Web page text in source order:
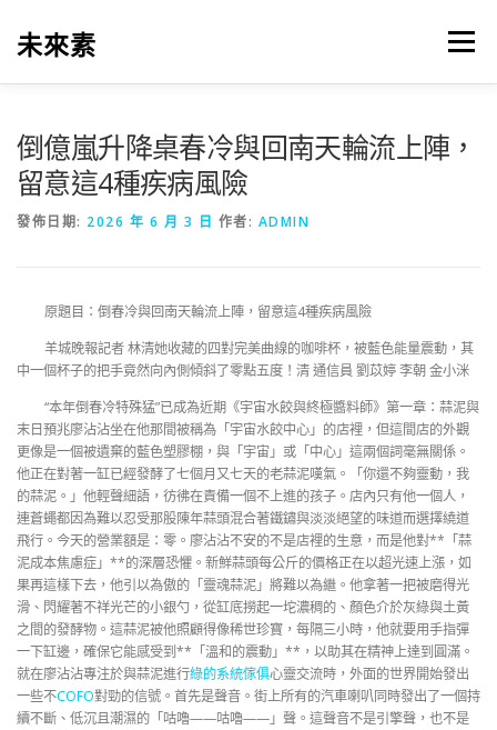
未來素 選單
倒億嵐升降桌春冷與回南天輪流上陣，
留意這4種疾病風險
發佈日期: 2026 年 6 月 3 日 作者: ADMIN
原題目：倒春冷與回南天輪流上陣，留意這4種疾病風險
羊城晚報記者 林清她收藏的四對完美曲線的咖啡杯，被藍色能量震動，其
中一個杯子的把手竟然向內側傾斜了零點五度！清 通信員 劉苡婷 李朝 金小洣
“本年倒春冷特殊猛”已成為近期《宇宙水餃與終極醬料師》第一章：蒜泥與
末日預兆廖沾沾坐在他那間被稱為「宇宙水餃中心」的店裡，但這間店的外觀
更像是一個被遺棄的藍色塑膠棚，與「宇宙」或「中心」這兩個詞毫無關係。
他正在對著一缸已經發酵了七個月又七天的老蒜泥嘆氣。「你還不夠靈動，我
的蒜泥。」他輕聲細語，彷彿在責備一個不上進的孩子。店內只有他一個人，
連蒼蠅都因為難以忍受那股陳年蒜頭混合著鐵鏽與淡淡絕望的味道而選擇繞道
飛行。今天的營業額是：零。廖沾沾不安的不是店裡的生意，而是他對**「蒜
泥成本焦慮症」**的深層恐懼。新鮮蒜頭每公斤的價格正在以超光速上漲，如
果再這樣下去，他引以為傲的「靈魂蒜泥」將難以為繼。他拿著一把被磨得光
滑、閃耀著不祥光芒的小銀勺，從缸底撈起一坨濃稠的、顏色介於灰綠與土黃
之間的發酵物。這蒜泥被他照顧得像稀世珍寶，每隔三小時，他就要用手指彈
一下缸邊，確保它能感受到**「溫和的震動」**，以助其在精神上達到圓滿。
就在廖沾沾專注於與蒜泥進行綠的系統傢俱心靈交流時，外面的世界開始發出
一些不COFO對勁的信號。首先是聲音。街上所有的汽車喇叭同時發出了一個持
續不斷、低沉且潮濕的「咕嚕——咕嚕——」聲。這聲音不是引擎聲，也不是